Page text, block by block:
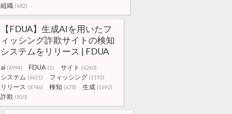
組織 (682)
【FDUA】生成AIを用いたフ
ィッシング詐欺サイトの検知
システムをリリース | FDUA
ai (6994) FDUA (1) サイト (6260)
システム (6611) フィッシング (1192)
リリース (8746) 検知 (678) 生成 (1692)
詐欺 (810)